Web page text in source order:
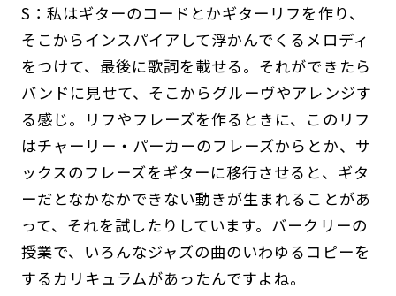
S：私はギターのコードとかギターリフを作り、
そこからインスパイアして浮かんでくるメロディ
をつけて、最後に歌詞を載せる。それができたら
バンドに見せて、そこからグルーヴやアレンジす
る感じ。リフやフレーズを作るときに、このリフ
はチャーリー・パーカーのフレーズからとか、サ
ックスのフレーズをギターに移行させると、ギタ
ーだとなかなかできない動きが生まれることがあ
って、それを試したりしています。バークリーの
授業で、いろんなジャズの曲のいわゆるコピーを
するカリキュラムがあったんですよね。